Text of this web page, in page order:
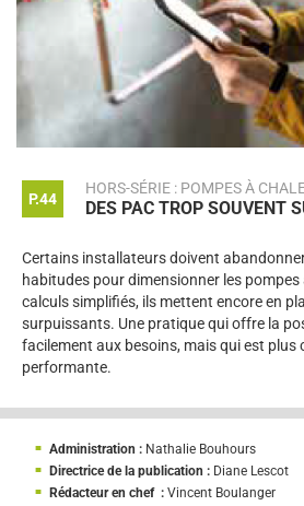
P.44
HORS-SÉRIE : POMPES À
DES PAC TROP SOUVENT
Certains installateurs doivent
habitudes pour dimensionner les pompes
calculs simplifiés, ils mettent encore en
surpuissants. Une pratique qui offre la
facilement aux besoins, mais qui est plus
performante.
Administration : Nathalie Bouhours
Directrice de la publication : Diane Lescot
Rédacteur en chef : Vincent Boulanger